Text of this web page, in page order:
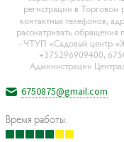
регистрации в
контактных телефонов,
рассматривать обращения
- ЧТУП «Садовый центр
+375296909400,
Администрации
6750875@gmail.com
Время работы: